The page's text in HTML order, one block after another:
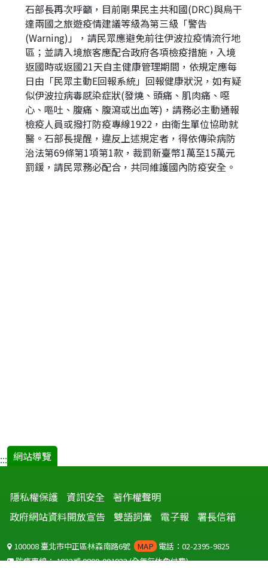
石部長再次呼籲，目前剛果民主共和國(DRC)與烏干
達兩國之旅遊疫情建議等級為第三級「警告
(Warning)」，請民眾應避免前往伊波拉疫情流行地
區；並請入境旅客應配合政府各項檢疫措施，入境
返國時或返國21天自主健康管理期間，依規定應每
日由「民眾主動E回報系統」回報健康狀況，如有疑
似伊波拉病毒感染症狀(發燒、頭痛、肌肉痛、噁
心、嘔吐、腹痛、腹瀉或出血等)，請務必主動通報
檢疫人員或撥打防疫專線1922，由衛生單位協助就
醫。石部長提醒，違反上述規定者，得依傳染病防
治法第69條第1項第1款，裁罰新臺幣1萬至15萬元
罰鍰，請民眾務必配合，共同維護國內防疫安全。
::: 網站導覽
隱私權保護 資訊安全 著作權聲明
政府網站資料開放宣告
雙語詞彙 電子報 署長信箱
100008 臺北市中正區林森南路6號 MAP 電話：02-2395-9825
防疫專線：1922或0800-001922(全年無休免付費)